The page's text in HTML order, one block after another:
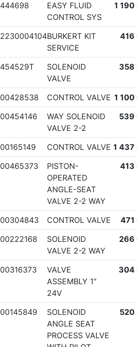
444698
EASY FLUID
CONTROL SYS
1 190
2230004104BURKERT KIT
SERVICE
416
454529T
SOLENOID
VALVE
358
00428538 CONTROL VALVE 1 100
00454146
WAY SOLENOID
VALVE 2-2
539
00165149 CONTROL VALVE 1 437
00465373
PISTON-
OPERATED
ANGLE-SEAT
VALVE 2-2 WAY
413
00304843 CONTROL VALVE
471
00222168
SOLENOID
VALVE 2-2 WAY
266
00316373
VALVE
ASSEMBLY 1"
24V
304
00145849
SOLENOID
ANGLE SEAT
PROCESS VALVE
520